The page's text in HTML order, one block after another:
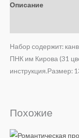
Описание
Набор содержит:
ПНК им Кирова (31
инструкция.Размер:
Похожие